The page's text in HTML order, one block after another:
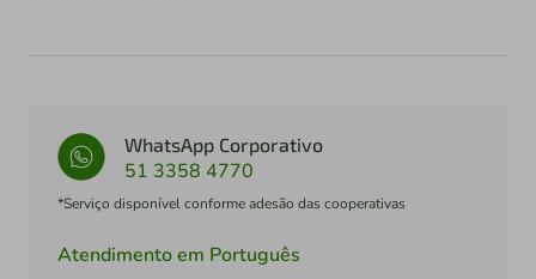
WhatsApp Corporativo
51 3358 4770
*Serviço disponível conforme adesão das cooperativas
Atendimento em Português